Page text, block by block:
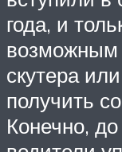
года, и
возможным
скутера
получить
Конечно,